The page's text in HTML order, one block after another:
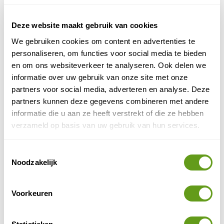
Deze website maakt gebruik van cookies
We gebruiken cookies om content en advertenties te
personaliseren, om functies voor social media te bieden
en om ons websiteverkeer te analyseren. Ook delen we
informatie over uw gebruik van onze site met onze
partners voor social media, adverteren en analyse. Deze
partners kunnen deze gegevens combineren met andere
informatie die u aan ze heeft verstrekt of die ze hebben
verzameld op basis van uw gebruik van hun services.
Noodzakelijk
Voorkeuren
bosjesmannen nog op deze manier leven proberen ze
kindjes nog steeds opgevoed in de kliktaal.
2. Game drive
Deze excursie moet je zeker doen als je verblijft in het
Bagatelle resort in de Kalahari. Tijdens een 3-uur
durende jeeptour rijd je door de prachtige natuur van
de semi-desert. Je kan het landschap best omschrijven
vallei in de andere (let op: met eigen vervoer kan je
telkens enkele tellen stil en kan je genieten van een
adembenemend uitzicht over de vallei.
Geelgroene grasvlakten die hier en daar onderbroken